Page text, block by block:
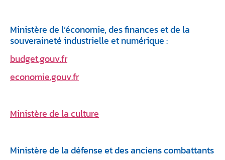
Ministère de l’économie, des finances et de la
souveraineté industrielle et numérique :
budget.gouv.fr
economie.gouv.fr
Ministère de la culture
Ministère de la défense et des anciens combattants